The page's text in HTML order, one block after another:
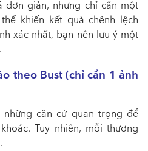
đơn giản, nhưng chỉ cần một
khiến kết quả chênh lệch
xác nhất, bạn nên lưu ý một
theo Bust (chỉ cần 1 ảnh
căn cứ quan trọng để
Tuy nhiên, mỗi thương